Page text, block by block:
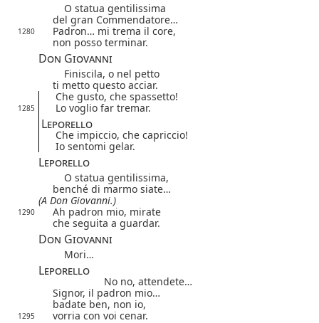
O statua gentilissima
del gran Commendatore…
1280
Padron… mi trema il core,
non posso terminar.
Don Giovanni
Finiscila, o nel petto
ti metto questo acciar.
Che gusto, che spassetto!
1285 Lo voglio far tremar.
Leporello
Che impiccio, che capriccio!
Io sentomi gelar.
Leporello
O statua gentilissima,
benché di marmo siate…
(A Don Giovanni.)
1290
Ah padron mio, mirate
che seguita a guardar.
Don Giovanni
Mori…
Leporello
No no, attendete…
Signor, il padron mio…
badate ben, non io,
1295
vorria con voi cenar.